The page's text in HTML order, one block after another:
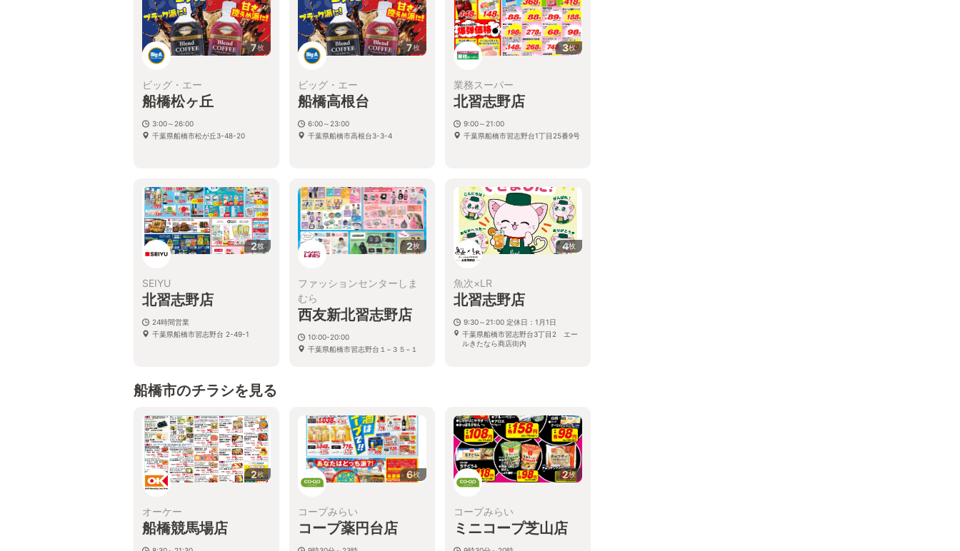
7枚
ビッグ・エー
船橋松ヶ丘
3:00～26:00
千葉県船橋市松が丘3-48-20
7枚
ビッグ・エー
船橋高根台
6:00～23:00
千葉県船橋市高根台3-3-4
3枚
業務スーパー
北習志野店
9:00～21:00
千葉県船橋市習志野台1丁目25番9号
2枚
SEIYU
北習志野店
24時間営業
千葉県船橋市習志野台 2-49-1
2枚
ファッションセンターしま
むら
西友新北習志野店
10:00-20:00
千葉県船橋市習志野台１−３５−１
4枚
魚次×LR
北習志野店
9:30～21:00 定休日：1月1日
千葉県船橋市習志野台3丁目2 エー
ルきたなら商店街内
船橋市のチラシを見る
2枚
オーケー
船橋競馬場店
6枚
コープみらい
コープ薬円台店
2枚
コープみらい
ミニコープ芝山店